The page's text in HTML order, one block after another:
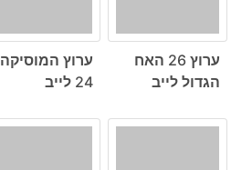
ערוץ 26 האח
הגדול לייב
ערוץ המוסיקה
24 לייב